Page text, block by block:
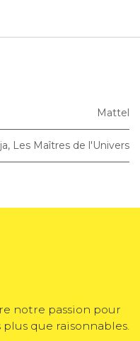
Mattel
, Les Maîtres de l'Univers
notre passion pour
que raisonnables.